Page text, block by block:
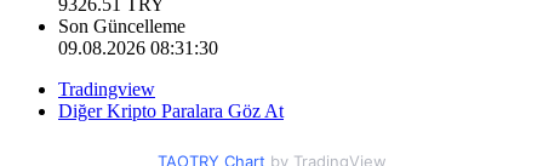
Son Güncelleme
09.08.2026 08:31:30
Tradingview
Diğer Kripto Paralara Göz At
TAOTRY Chart by TradingView